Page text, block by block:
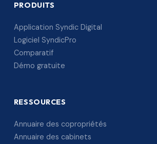
PRODUITS
Application Syndic Digital
Logiciel SyndicPro
Comparatif
Démo gratuite
RESSOURCES
Annuaire des copropriétés
Annuaire des cabinets